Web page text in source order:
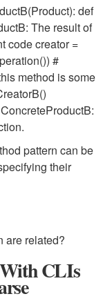
def
The result of
code creator =
#
method is some
pattern can be
their
are related?
CLIs